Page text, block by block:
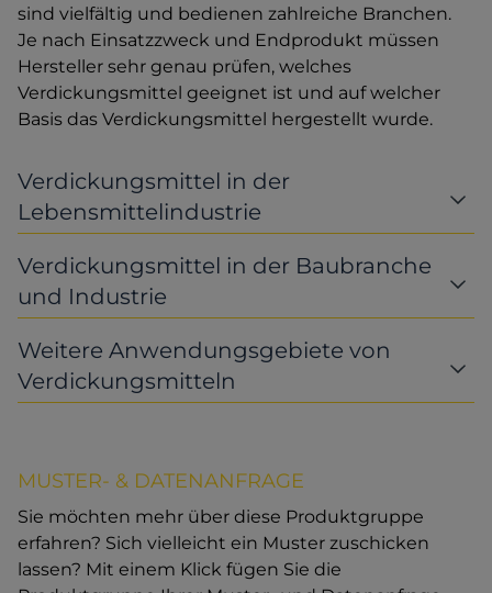
sind vielfältig und bedienen zahlreiche Branchen.
Je nach Einsatzzweck und Endprodukt müssen
Hersteller sehr genau prüfen, welches
Verdickungsmittel geeignet ist und auf welcher
Basis das Verdickungsmittel hergestellt wurde.
Verdickungsmittel in der
Lebensmittelindustrie
Verdickungsmittel in der Baubranche
und Industrie
Weitere Anwendungsgebiete von
Verdickungsmitteln
MUSTER- & DATENANFRAGE
Sie möchten mehr über diese Produktgruppe
erfahren? Sich vielleicht ein Muster zuschicken
lassen? Mit einem Klick fügen Sie die